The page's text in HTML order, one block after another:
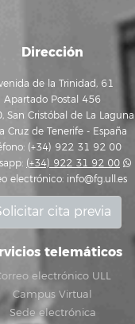
Dirección
de la Trinidad, 61
Apartado Postal 456
San Cristóbal de La Laguna
Cruz de Tenerife - España
(+34) 922 31 92 00
(+34) 922 31 92 00
electrónico: info@fg.ull.es
cita previa
telemáticos
electrónico ULL
Campus Virtual
Sede electrónica